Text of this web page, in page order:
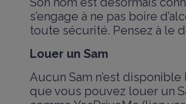
s’engage à ne pas boire
toute sécurité. Pensez à le
Louer un Sam
Aucun Sam n’est
que vous pouvez louer un